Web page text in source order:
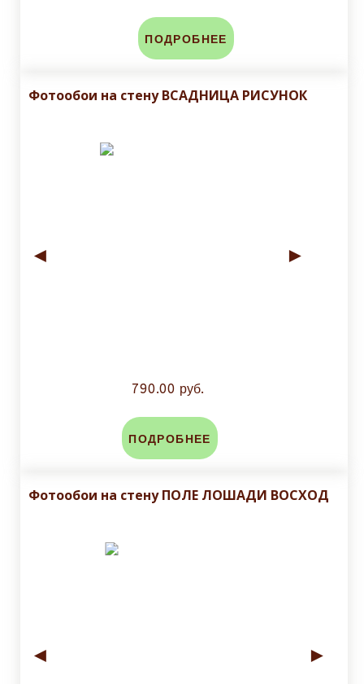
ПОДРОБНЕЕ
Фотообои на стену ВСАДНИЦА РИСУНОК
◄ ►
790.00 руб.
ПОДРОБНЕЕ
Фотообои на стену ПОЛЕ ЛОШАДИ ВОСХОД
◄ ►